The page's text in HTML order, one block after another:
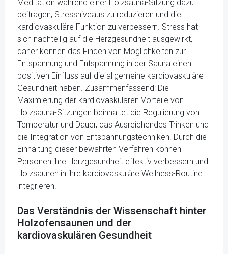
Meditation während einer Holzsauna-Sitzung dazu
beitragen, Stressniveaus zu reduzieren und die
kardiovaskuläre Funktion zu verbessern. Stress hat
sich nachteilig auf die Herzgesundheit ausgewirkt,
daher können das Finden von Möglichkeiten zur
Entspannung und Entspannung in der Sauna einen
positiven Einfluss auf die allgemeine kardiovaskuläre
Gesundheit haben. Zusammenfassend: Die
Maximierung der kardiovaskulären Vorteile von
Holzsauna-Sitzungen beinhaltet die Regulierung von
Temperatur und Dauer, das Ausreichendes Trinken und
die Integration von Entspannungstechniken. Durch die
Einhaltung dieser bewährten Verfahren können
Personen ihre Herzgesundheit effektiv verbessern und
Holzsaunen in ihre kardiovaskuläre Wellness-Routine
integrieren.
Das Verständnis der Wissenschaft hinter
Holzofensaunen und der
kardiovaskulären Gesundheit